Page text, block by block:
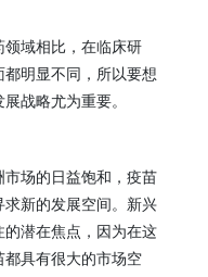
领域相比，在临床研
明显不同，所以要想
战略尤为重要。
市场的日益饱和，疫苗
新的发展空间。新兴
潜在焦点，因为在这
具有很大的市场空